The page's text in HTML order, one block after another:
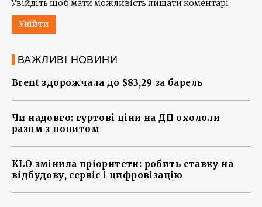
Увійдіть щоб мати можливість лишати коментарі
Увійти
ВАЖЛИВІ НОВИНИ
Brent здорожчала до $83,29 за барель
Чи надовго: гуртові ціни на ДП охололи
разом з попитом
KLO змінила пріоритети: робить ставку на
відбудову, сервіс і цифровізацію